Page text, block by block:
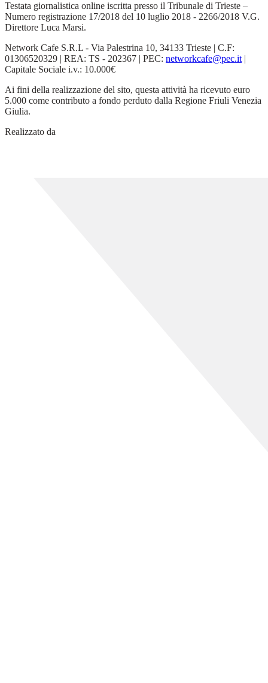
Testata giornalistica online iscritta presso il Tribunale di Trieste –
Numero registrazione 17/2018 del 10 luglio 2018 - 2266/2018 V.G.
Direttore Luca Marsi.
Network Cafe S.R.L - Via Palestrina 10, 34133 Trieste | C.F:
01306520329 | REA: TS - 202367 | PEC: networkcafe@pec.it |
Capitale Sociale i.v.: 10.000€
Ai fini della realizzazione del sito, questa attività ha ricevuto euro
5.000 come contributo a fondo perduto dalla Regione Friuli Venezia
Giulia.
Realizzato da